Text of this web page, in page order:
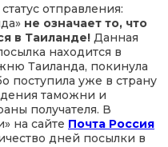
статус отправления:
не означает то, что
в Таиланде! Данная
находится в
Таиланда, покинула
поступила уже в страну
таможни и
получателя. В
на сайте Почта Россия
дней посылки в